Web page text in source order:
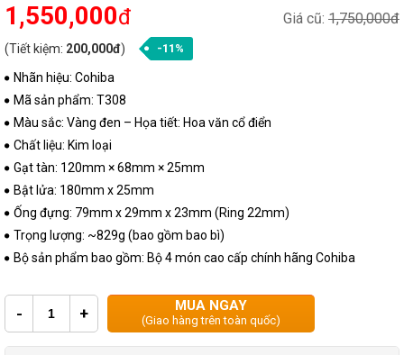
Giá cũ: 1,750,000đ
1,550,000đ
(Tiết kiệm: 200,000đ) -11%
Nhãn hiệu: Cohiba
Mã sản phẩm: T308
Màu sắc: Vàng đen – Họa tiết: Hoa văn cổ điển
Chất liệu: Kim loại
Gạt tàn: 120mm × 68mm × 25mm
Bật lửa: 180mm x 25mm
Ống đựng: 79mm x 29mm x 23mm (Ring 22mm)
Trọng lượng: ~829g (bao gồm bao bì)
Bộ sản phẩm bao gồm: Bộ 4 món cao cấp chính hãng Cohiba
- + MUA NGAY
(Giao hàng trên toàn quốc)